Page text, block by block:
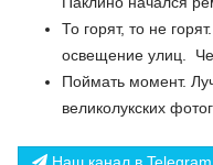
То горят, то не
освещение улиц.
Поймать момент.
великолукских